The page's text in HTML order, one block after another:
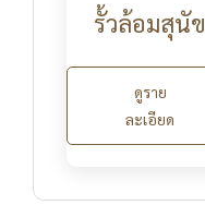
รั้วล้อมสุนัข
ดูราย
ละเอียด